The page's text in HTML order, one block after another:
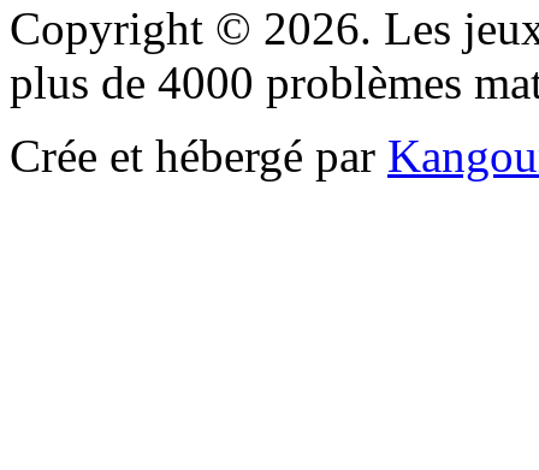
Copyright © 2026. Les
plus de 4000 problèmes
Crée et hébergé par